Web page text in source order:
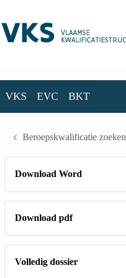
VKS EVC BKT
Beroepskwalificatie zoeken
Download Word
Download pdf
Volledig dossier